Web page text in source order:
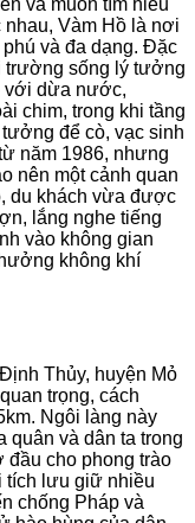
và muốn tìm hiểu
Vàm Hồ là nơi
và đa dạng. Đặc
trường sống lý tưởng
với dừa nước,
chim, trong khi tầng
để cò, vạc sinh
năm 1986, nhưng
nên một cảnh quan
du khách vừa được
lắng nghe tiếng
vào không gian
không khí
Thủy, huyện Mỏ
trọng, cách
Ngôi làng này
quân và dân ta trong
cho phong trào
tích lưu giữ nhiều
chống Pháp và